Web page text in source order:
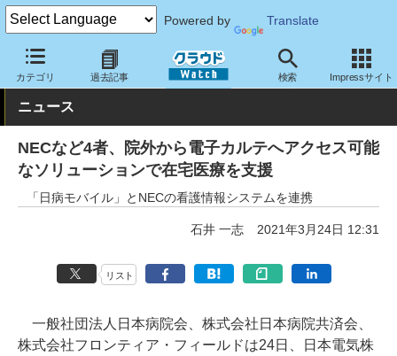
Powered by Translate
カテゴリ 過去記事 検索 Impressサイト
クラウド Watch トピック 協業・提携 国内
ニュース
NECなど4者、院外から電子カルテへアクセス可能
なソリューションで在宅医療を支援
「日病モバイル」とNECの看護情報システムを連携
石井 一志 2021年3月24日 12:31
リスト
一般社団法人日本病院会、株式会社日本病院共済会、
株式会社フロンティア・フィールドは24日、日本電気株